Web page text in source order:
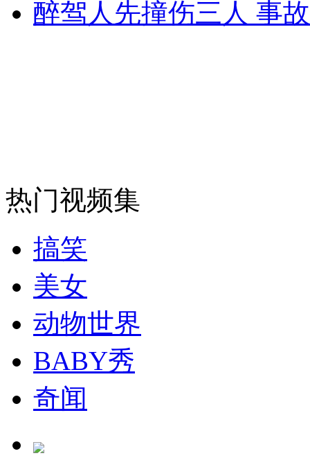
纽约上演“枕头大战”
司机酒驾遇交警 急速倒车逃窜
醉驾人先撞伤三人 事
热门视频集
搞笑
美女
动物世界
BABY秀
奇闻